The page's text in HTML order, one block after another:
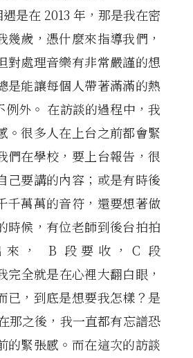
是在 2013 年，那是我在密
歲，憑什麼來指導我們，
對處理音樂有非常嚴謹的想
是能讓每個人帶著滿滿的熱
外。 在訪談的過程中，我
。很多人在上台之前都會緊
們在學校，要上台報告，很
己要講的內容；或是有時後
千萬萬的音符，還要想著做
時候，有位老師到後台拍拍
， B 段要收，C 段
全就是在心裡大翻白眼，
已，到底是想要我怎樣？是
那之後，我一直都有忘譜恐
的緊張感。而在這次的訪談